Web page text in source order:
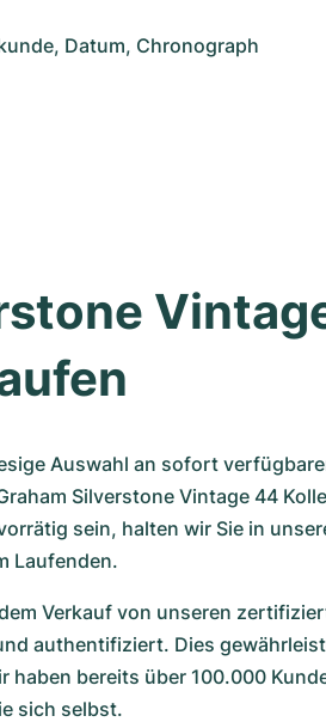
Datum, Chronograph
Auswahl an sofort
Silverstone Vintage 44
sein, halten wir Sie in
Laufenden.
Verkauf von unseren
authentifiziert. Dies
haben bereits über 100.000
sich selbst.